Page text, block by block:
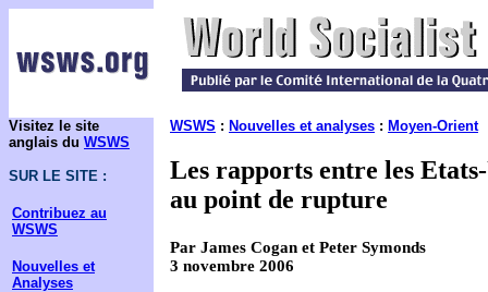
Visitez le site
anglais du WSWS
SUR LE SITE :
Contribuez au
WSWS
Nouvelles et
Analyses
WSWS : Nouvelles et analyses : Moyen-Orient
Les rapports entre les
au point de rupture
Par James Cogan et Peter Symonds
3 novembre 2006